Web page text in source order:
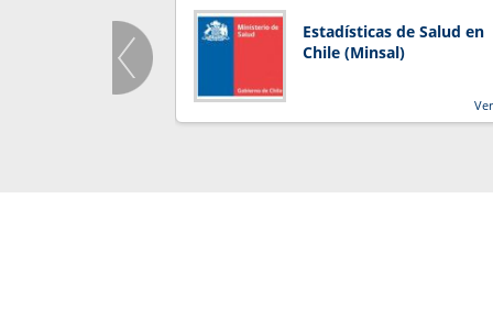
Estadísticas de Salud en
Chile (Minsal)